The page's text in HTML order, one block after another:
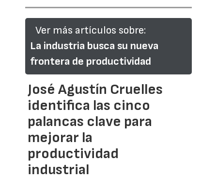
Ver más artículos sobre:
La industria busca su nueva
frontera de productividad
José Agustín Cruelles
identifica las cinco
palancas clave para
mejorar la
productividad
industrial